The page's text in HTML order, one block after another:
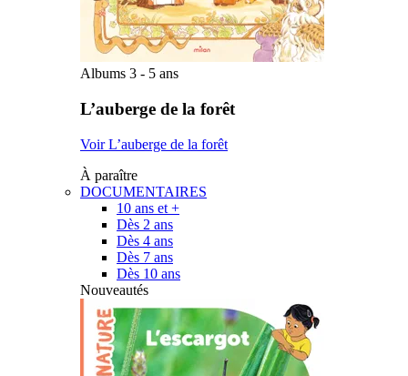
Albums 3 - 5 ans
L’auberge de la forêt
Voir L’auberge de la forêt
À paraître
DOCUMENTAIRES
10 ans et +
Dès 2 ans
Dès 4 ans
Dès 7 ans
Dès 10 ans
Nouveautés